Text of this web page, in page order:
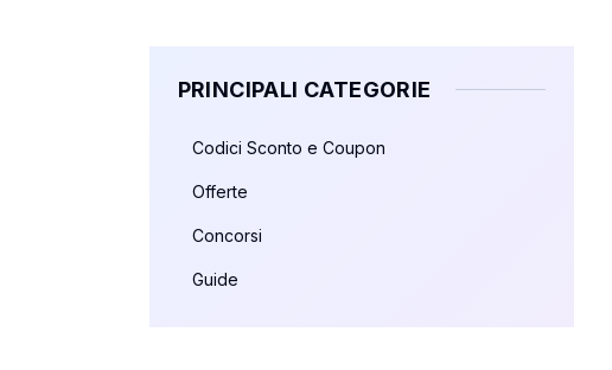
PRINCIPALI CATEGORIE
Codici Sconto e Coupon
Offerte
Concorsi
Guide